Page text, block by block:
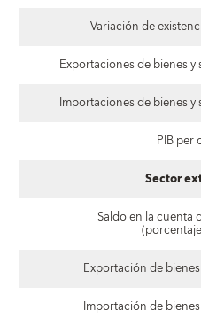
Variación de
Exportaciones de bienes y
Importaciones de bienes y
PIB per
Sector
Saldo en la cuenta
Exportación de
Importación de